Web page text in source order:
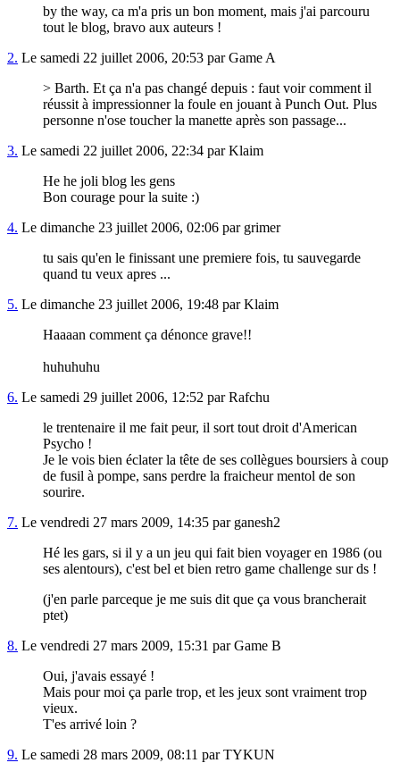
by the way, ca m'a pris un bon moment, mais j'ai parcouru
tout le blog, bravo aux auteurs !
2. Le samedi 22 juillet 2006, 20:53 par Game A
> Barth. Et ça n'a pas changé depuis : faut voir comment il
réussit à impressionner la foule en jouant à Punch Out. Plus
personne n'ose toucher la manette après son passage...
3. Le samedi 22 juillet 2006, 22:34 par Klaim
He he joli blog les gens
Bon courage pour la suite :)
4. Le dimanche 23 juillet 2006, 02:06 par grimer
tu sais qu'en le finissant une premiere fois, tu sauvegarde
quand tu veux apres ...
5. Le dimanche 23 juillet 2006, 19:48 par Klaim
Haaaan comment ça dénonce grave!!
huhuhuhu
6. Le samedi 29 juillet 2006, 12:52 par Rafchu
le trentenaire il me fait peur, il sort tout droit d'American
Psycho !
Je le vois bien éclater la tête de ses collègues boursiers à coup
de fusil à pompe, sans perdre la fraicheur mentol de son
sourire.
7. Le vendredi 27 mars 2009, 14:35 par ganesh2
Hé les gars, si il y a un jeu qui fait bien voyager en 1986 (ou
ses alentours), c'est bel et bien retro game challenge sur ds !
(j'en parle parceque je me suis dit que ça vous brancherait
ptet)
8. Le vendredi 27 mars 2009, 15:31 par Game B
Oui, j'avais essayé !
Mais pour moi ça parle trop, et les jeux sont vraiment trop
vieux.
T'es arrivé loin ?
9. Le samedi 28 mars 2009, 08:11 par TYKUN